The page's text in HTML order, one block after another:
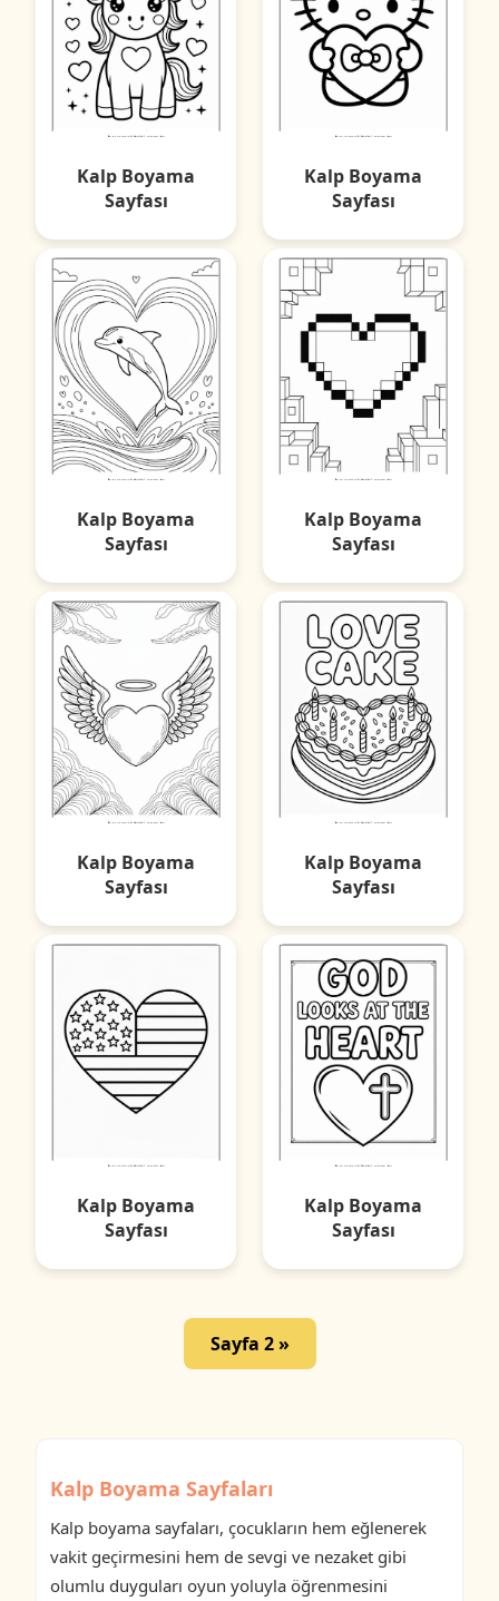
Kalp Boyama
Sayfası
Kalp Boyama
Sayfası
Kalp Boyama
Sayfası
Kalp Boyama
Sayfası
Kalp Boyama
Sayfası
Kalp Boyama
Sayfası
Kalp Boyama
Sayfası
Kalp Boyama
Sayfası
Sayfa 2 »
Kalp Boyama Sayfaları
Kalp boyama sayfaları, çocukların hem eğlenerek
vakit geçirmesini hem de sevgi ve nezaket gibi
olumlu duyguları oyun yoluyla öğrenmesini